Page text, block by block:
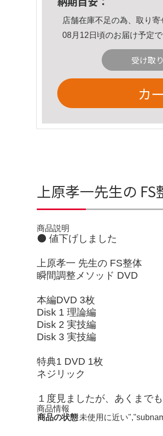
店舗在庫不足の為、取り寄
08月12日頃のお届け予定で
受け取
カ
上原孝一先生の
商品説明
⚫ 値下げしました
上原孝一 先生の FS整体
瞬間調整メソッド DVD
本編DVD 3枚
Disk 1 理論編
Disk 2 実技編
Disk 3 実技編
特典1 DVD 1枚
ネジリック
１度見ましたが、あくまで
商品情報
商品の状態未使用に近い